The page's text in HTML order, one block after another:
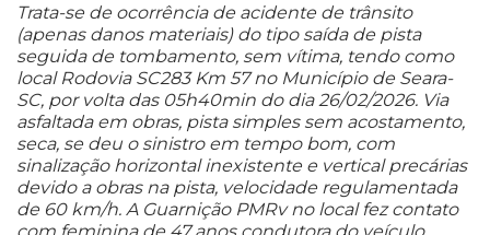
Trata-se de ocorrência de acidente de trânsito
(apenas danos materiais) do tipo saída de pista
seguida de tombamento, sem vítima, tendo como
local Rodovia SC283 Km 57 no Município de Seara-
SC, por volta das 05h40min do dia 26/02/2026. Via
asfaltada em obras, pista simples sem acostamento,
seca, se deu o sinistro em tempo bom, com
sinalização horizontal inexistente e vertical precárias
devido a obras na pista, velocidade regulamentada
de 60 km/h. A Guarnição PMRv no local fez contato
com feminina de 47 anos condutora do veículo